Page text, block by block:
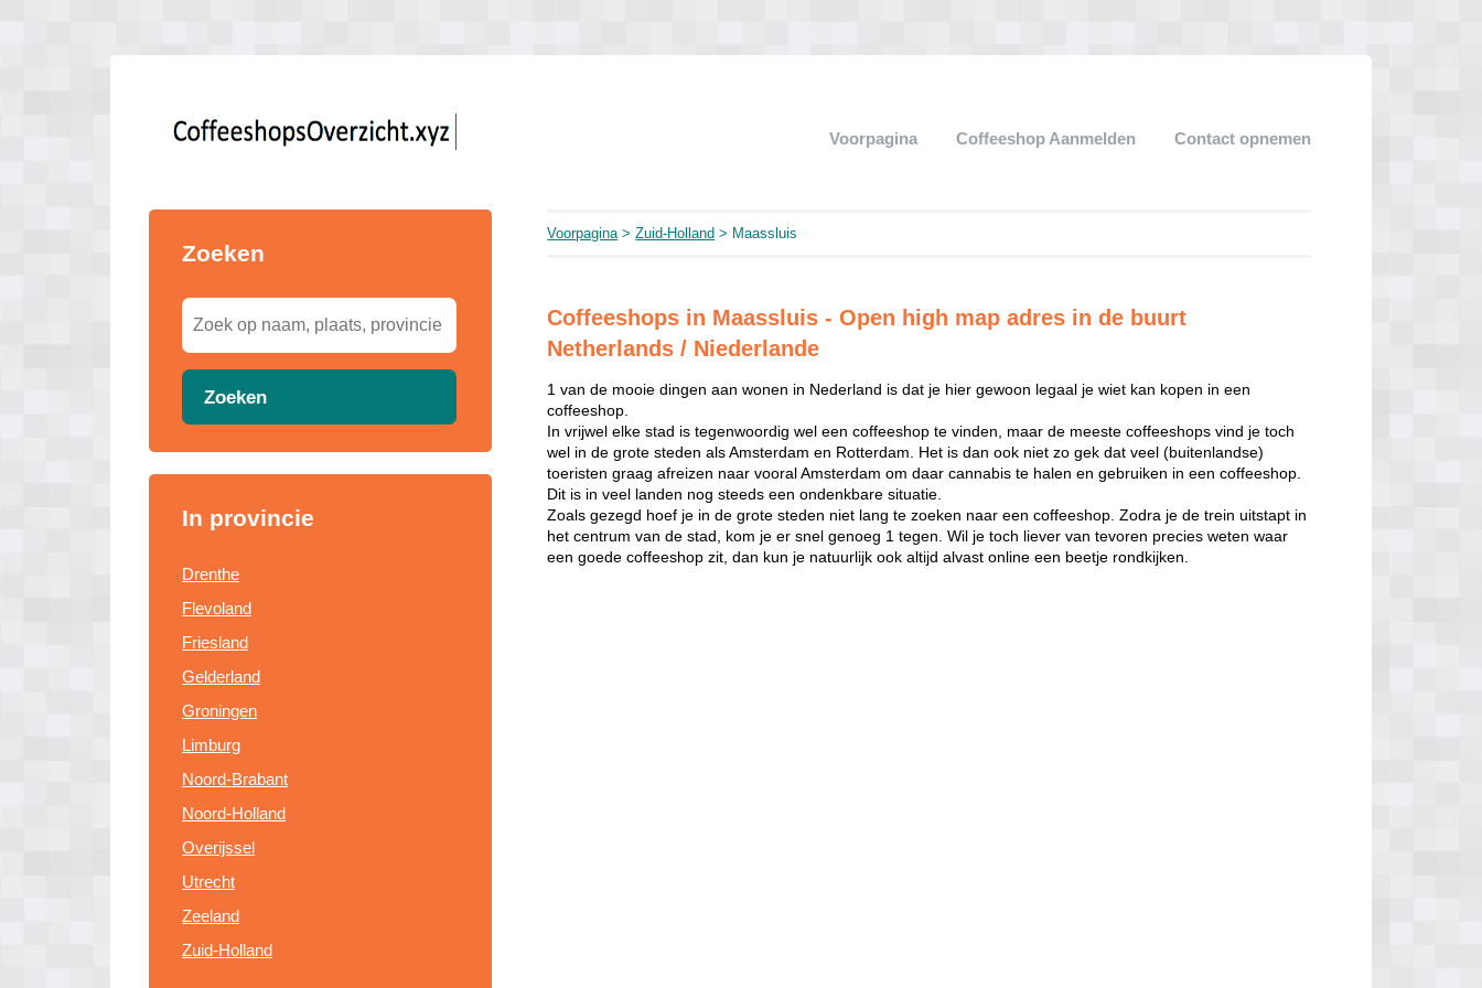
Voorpagina Coffeeshop Aanmelden Contact opnemen
Zoeken
Zoeken
In provincie
Drenthe
Flevoland
Friesland
Gelderland
Groningen
Limburg
Noord-Brabant
Noord-Holland
Overijssel
Utrecht
Zeeland
Zuid-Holland
Voorpagina>Zuid-Holland > Maassluis
Coffeeshops in Maassluis - Open high map adres in de buurt
Netherlands / Niederlande
1 van de mooie dingen aan wonen in Nederland is dat je hier gewoon legaal je wiet kan kopen in een
coffeeshop.
In vrijwel elke stad is tegenwoordig wel een coffeeshop te vinden, maar de meeste coffeeshops vind je toch
wel in de grote steden als Amsterdam en Rotterdam. Het is dan ook niet zo gek dat veel (buitenlandse)
toeristen graag afreizen naar vooral Amsterdam om daar cannabis te halen en gebruiken in een coffeeshop.
Dit is in veel landen nog steeds een ondenkbare situatie.
Zoals gezegd hoef je in de grote steden niet lang te zoeken naar een coffeeshop. Zodra je de trein uitstapt in
het centrum van de stad, kom je er snel genoeg 1 tegen. Wil je toch liever van tevoren precies weten waar
een goede coffeeshop zit, dan kun je natuurlijk ook altijd alvast online een beetje rondkijken.